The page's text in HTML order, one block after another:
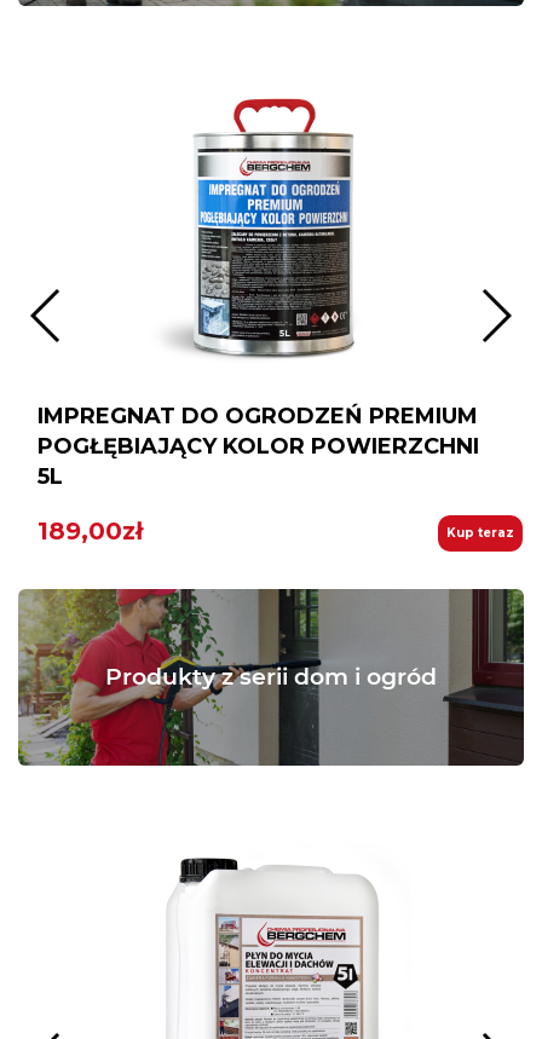
IMPREGNAT DO OGRODZEŃ PREMIUM
POGŁĘBIAJĄCY KOLOR POWIERZCHNI
5L
189,00zł Kup teraz
Produkty z serii dom i ogród